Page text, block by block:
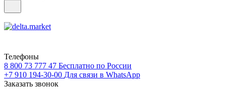
Телефоны
8 800 73 777 47 Бесплатно по России
+7 910 194-30-00 Для связи в WhatsApp
Заказать звонок